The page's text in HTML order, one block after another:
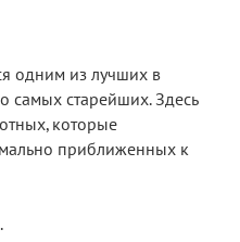
одним из лучших в
самых старейших. Здесь
которые
приближенных к